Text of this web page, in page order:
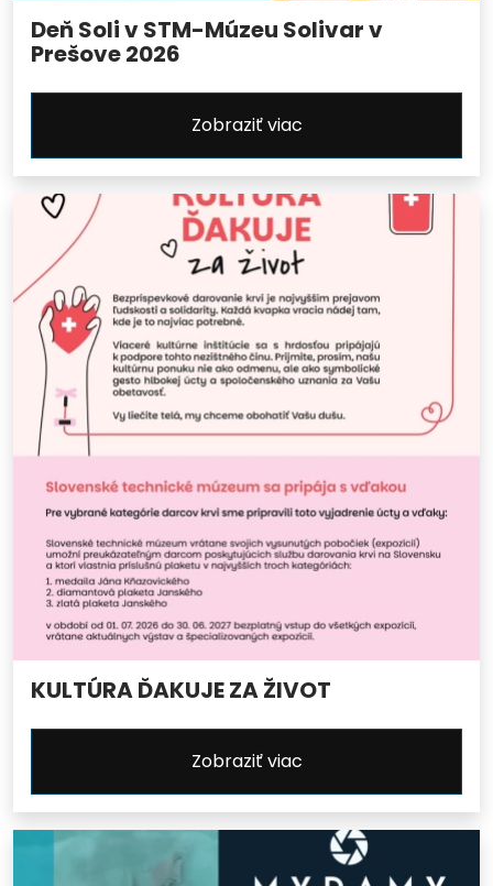
Deň Soli v STM-Múzeu Solivar v
Prešove 2026
Zobraziť viac
KULTÚRA ĎAKUJE ZA ŽIVOT
Zobraziť viac